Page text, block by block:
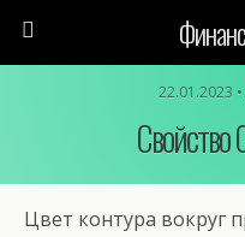
22.01.2023
Свойство
Цвет контура вокруг